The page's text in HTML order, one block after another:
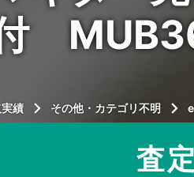
績 その他・カテゴリ不明
査